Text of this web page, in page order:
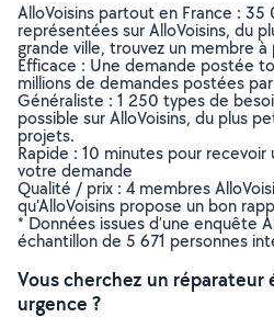
AlloVoisins partout en France :
représentées sur AlloVoisins, du
grande ville, trouvez un membre
Efficace : Une demande postée
millions de demandes postées
Généraliste : 1 250 types de
possible sur AlloVoisins, du plus
projets.
Rapide : 10 minutes pour
votre demande
Qualité / prix : 4 membres
qu’AlloVoisins propose un bon
* Données issues d’une enquête
échantillon de 5 671 personnes
Vous cherchez un réparateur
urgence ?